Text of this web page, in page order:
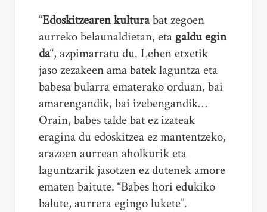
“Edoskitzearen kulturabat zegoen
aurreko belaunaldietan, eta galdu egin
da“, azpimarratu du. Lehen etxetik
jaso zezakeen ama batek laguntza eta
babesa bularra ematerako orduan, bai
amarengandik, bai izebengandik…
Orain, babes talde bat ez izateak
eragina du edoskitzea ez mantentzeko,
arazoen aurrean aholkurik eta
laguntzarik jasotzen ez dutenek amore
ematen baitute. “Babes hori edukiko
balute, aurrera egingo lukete”.